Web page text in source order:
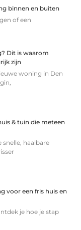
binnen en buiten
of een
Dit is waarom
zijn
woning in Den
& tuin die meteen
snelle, haalbare
voor een fris huis en
je hoe je stap